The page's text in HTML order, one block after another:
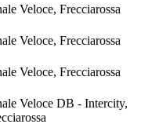
Veloce, Frecciarossa
Veloce, Frecciarossa
Veloce, Frecciarossa
Veloce DB - Intercity,